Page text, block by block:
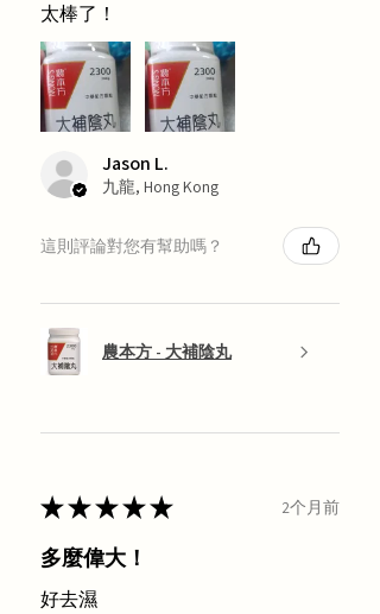
太棒了！
Jason L.
九龍, Hong Kong
這則評論對您有幫助嗎？
農本方 - 大補陰丸
★★★★★ 2个月前
多麼偉大！
好去濕